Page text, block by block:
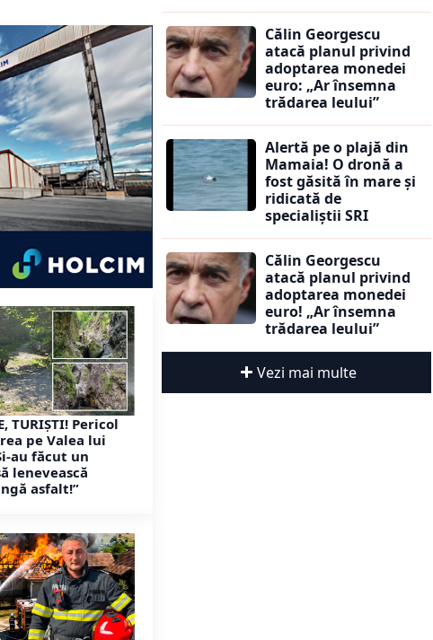
TURIȘTI! Pericol
pe Valea lui
au făcut un
lenevească
asfalt!”
Călin Georgescu
atacă planul privind
adoptarea monedei
euro: „Ar însemna
trădarea leului”
Alertă pe o plajă din
Mamaia! O dronă a
fost găsită în mare și
ridicată de
specialiștii SRI
Călin Georgescu
atacă planul privind
adoptarea monedei
euro! „Ar însemna
trădarea leului”
Vezi mai multe